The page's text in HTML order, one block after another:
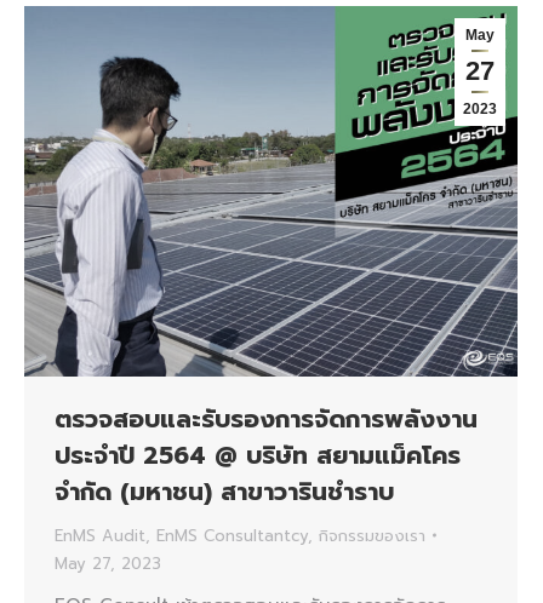
May
27
2023
ตรวจสอบและรับรองการจัดการพลังงาน
ประจำปี 2564 @ บริษัท สยามแม็คโคร
จํากัด (มหาชน) สาขาวารินชำราบ
EnMS Audit, EnMS Consultantcy, กิจกรรมของเรา
May 27, 2023